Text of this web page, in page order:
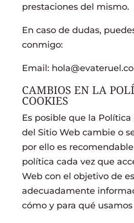
prestaciones del mismo.
En caso de dudas,
conmigo:
Email:
CAMBIOS EN LA
COOKIES
Es posible que la Política
del Sitio Web cambie o
por ello es
política cada vez que
Web con el objetivo de
adecuadamente
cómo y para qué